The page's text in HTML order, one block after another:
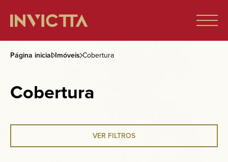
Imóveis à venda
Empreendimentos
Página inicial Imóveis Cobertura
Cobertura
VER FILTROS